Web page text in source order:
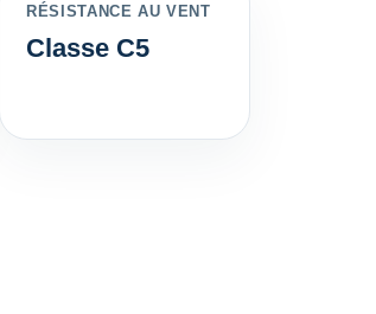
RÉSISTANCE AU VENT
Classe C5